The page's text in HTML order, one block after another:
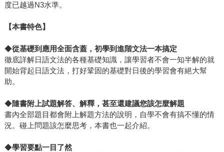
度已越過N3水準。
【本書特色】
◆從基礎到應用全面含蓋，初學到進階文法一本搞定
徹底詳解日語文法的各種基礎知識，讓學習者不會一知半解的就
開始背起日語文法，打好鞏固的基礎對日後的學習會有絕大幫
助。
◆隨書附上試題解答、解釋，甚至還建議您該怎麼解題
書內全部題目都會附上解題方法的說明，自學不會有搞不懂的情
況。碰上問題該怎麼思考，本書也一起介紹。
◆學習要點一目了然